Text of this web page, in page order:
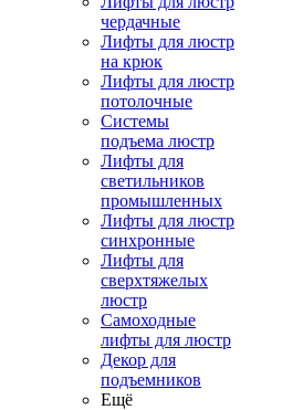
чердачные
Лифты для люстр
на крюк
Лифты для люстр
потолочные
Системы
подъема люстр
Лифты для
светильников
промышленных
Лифты для люстр
синхронные
Лифты для
сверхтяжелых
люстр
Самоходные
лифты для люстр
Декор для
подъемников
Ещё